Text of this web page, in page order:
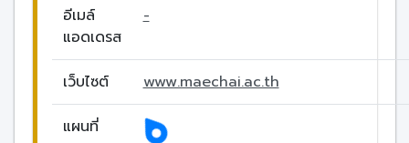
อีเมล์
แอดเดรส
-
เว็บไซต์ www.maechai.ac.th
แผนที่